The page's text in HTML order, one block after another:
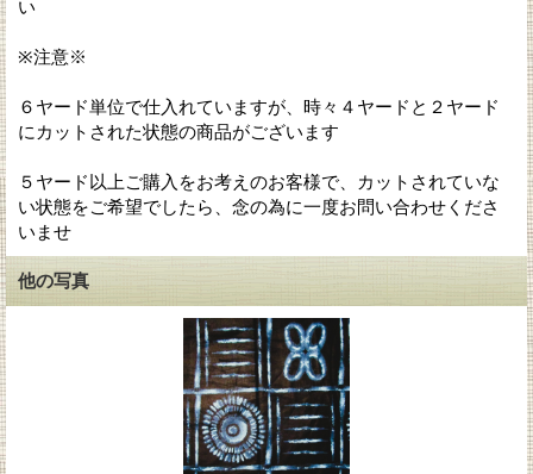
い
※注意※
６ヤード単位で仕入れていますが、時々４ヤードと２ヤード
にカットされた状態の商品がございます
５ヤード以上ご購入をお考えのお客様で、カットされていな
い状態をご希望でしたら、念の為に一度お問い合わせくださ
いませ
他の写真